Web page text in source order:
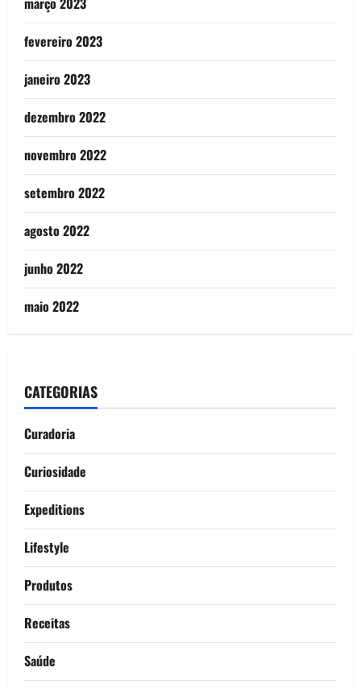
fevereiro 2023
janeiro 2023
dezembro 2022
novembro 2022
setembro 2022
agosto 2022
junho 2022
maio 2022
CATEGORIAS
Curadoria
Curiosidade
Expeditions
Lifestyle
Produtos
Receitas
Saúde